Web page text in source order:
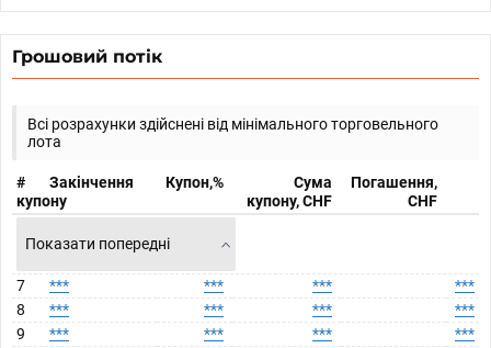
Грошовий потік
Всі розрахунки здійснені від мінімального торговельного
лота
#
Закінчення
купону
Купон,%
Сума
купону, CHF
Погашення,
CHF
Показати попередні
7 *** *** ***
***
8
*** *** ***
***
9
*** *** ***
***